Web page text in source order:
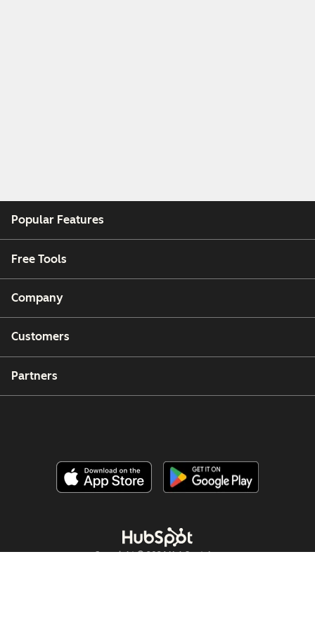
Popular Features
Free Tools
Company
Customers
Partners
Copyright © 2026 HubSpot, Inc.